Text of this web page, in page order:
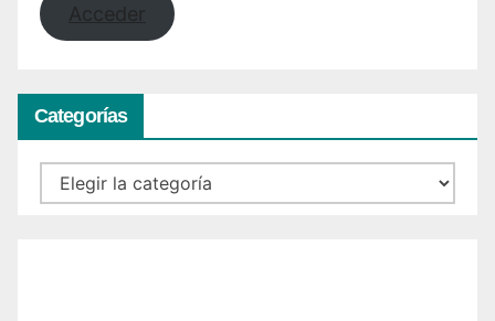
Acceder
Categorías
Categorías